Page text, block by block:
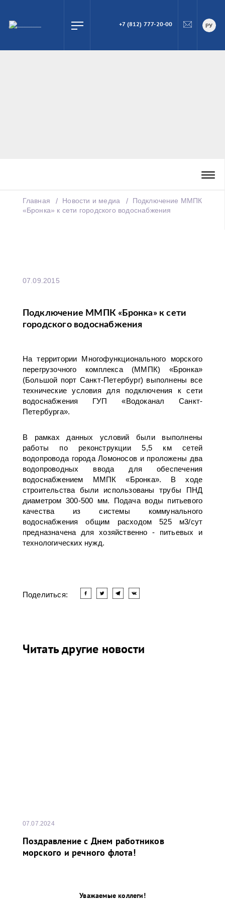
ПОИСК
+7 (812) 777-20-00 РУ
Главная Новости и медиа
Подключение ММПК
«Бронка» к сети городского водоснабжения
07.09.2015
Подключение ММПК «Бронка» к сети
городского водоснабжения
На территории Многофункционального морского
перегрузочного комплекса (ММПК) «Бронка»
(Большой порт Санкт-Петербург) выполнены все
технические условия для подключения к сети
водоснабжения ГУП «Водоканал Санкт-
Петербурга».
В рамках данных условий были выполнены
работы по реконструкции 5,5 км сетей
водопровода города Ломоносов и проложены два
водопроводных ввода для обеспечения
водоснабжением ММПК «Бронка». В ходе
строительства были использованы трубы ПНД
диаметром 300-500 мм. Подача воды питьевого
качества из системы коммунального
водоснабжения общим расходом 525 м3/сут
предназначена для хозяйственно - питьевых и
технологических нужд.
Поделиться:
Читать другие новости
07.07.2024
Поздравление с Днем работников
морского и речного флота!
Уважаемые коллеги!